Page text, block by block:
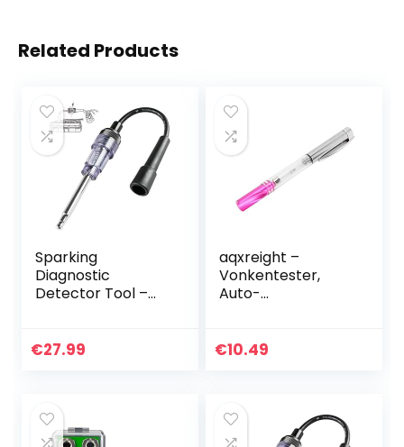
Related Products
Sparking
Diagnostic
Detector Tool –
Spark Plug Coil
€27.99
aqxreight –
Vonkentester,
Auto-
n
€10.49